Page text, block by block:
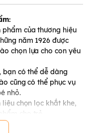
phẩm của thương hiệu
năm 1926 được
chọn lựa cho con yêu
có thể dễ dàng
cũng có thể phục vụ
nhỏ.
chọn lọc khắt khe,
cho trẻ.
ngay sau khi vào